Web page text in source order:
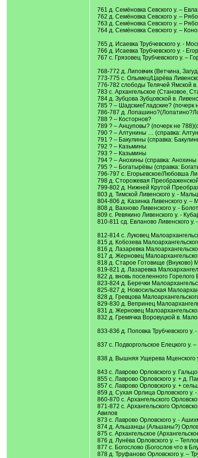
761 д. Семёновка Севского у. –
762 д. Семёновка Севского у. –
763 д. Семёновка Севского у. –
764 д. Семёновка Севского у. –
765 д. Исаевка Трубчевского у. -
766 д. Исаевка Трубчевского у. -
767 с. Грязовец Трубчевского у. –
768-772 д. Липовчик (Ветчина,
773-775 с. Олымец/Царёва
776-782 слободы Телячей Ямской
783 с. Архангельское (Становое,
784 д. Зубцова Зубцовской в.
785 ? – ШадскиеГладские? (почерк
786-787 д.
788 ? – Косторнов?
789 ? – Анцуповы? (почерк не
790 ? – Алтунины … (справка:
791 ? – Бакулины (справка:
792 ? – Казьмины
793 ? – Казьмины
794 ? – Анохины (справка: Анохины
795 ? – Богатырёвы (справка:
796-797 с. Егорьевское/Любовша
798 д. Сторожевая
799-802 д. Нижней Крутой
803 д. Тимской Ливенского у. -
804-806 д. Казинка Ливенского у.
808 д. Вахново Ливенского у. -
809 с. Ревякино Ливенского у. -
810-811 сд. Евланово Ливенского
812-814 с. Луковец
815 д. Кобозева
816 д. Лазаревка
817 д. Жерновец
818 д. Старое Готовище (Внуково)
819-821 д. Лазаревка
822 д. вновь поселенного
823-824 д. Беречки
825-827 д. Новосильская
828 д. Гревцова
829-830 д. Вепринец
831 д. Жерновец
832 д. Гремячка Воровуцкой в.
833-836 д. Поповка Трубчевского
837 с. Подворгольское Елецкого у.
838 д. Вышняя Ущерева Мценского
843 с. Лаврово Орловского у.
855 с. Лаврово Орловского у. + д.
857 с. Лаврово Орловского у. +
859 д. Сухая Орлица Орловского у.
860-870 с. Архангельского
871-872 с. Архангельского
Авилов
873 с. Лаврово Орловского у. -
874 д. Альшанцы (Альшаны?)
875 c. Архангельское
876 д. Лунёва Орловского у. –
877 с. Богослово (Богослов что в
878 д. Труфаново Орловского у. –